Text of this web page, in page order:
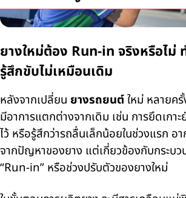
ยางใหม่ต้อง Run-in จริงหรือไม่
รู้สึกขับไม่เหมือนเดิม
หลังจากเปลี่ยน ยางรถยนต์ใหม่ หลายค
มีอาการแตกต่างจากเดิม เช่น การยึดเกาะ
ไว้ หรือรู้สึกว่ารถลื่นเล็กน้อยในช่วงแรก อา
จากปัญหาของยาง แต่เกี่ยวข้องกับกระบว
“Run-in” หรือช่วงปรับตัวของยางใหม่